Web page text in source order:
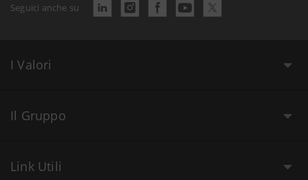
Seguici anche su
I Valori
Il Gruppo
Link Utili